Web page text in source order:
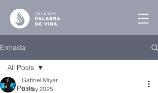
Entrada
All Posts
All Posts
Gabriel Miyar
6 may 2025